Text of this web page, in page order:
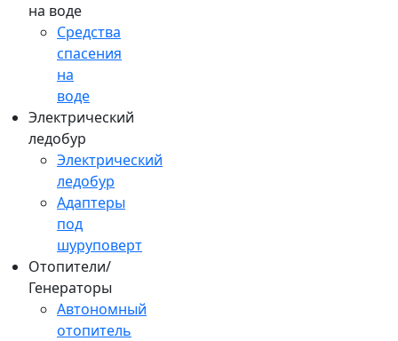
на воде
Средства
спасения
на
воде
Электрический
ледобур
Электрический
ледобур
Адаптеры
под
шуруповерт
Отопители/
Генераторы
Автономный
отопитель